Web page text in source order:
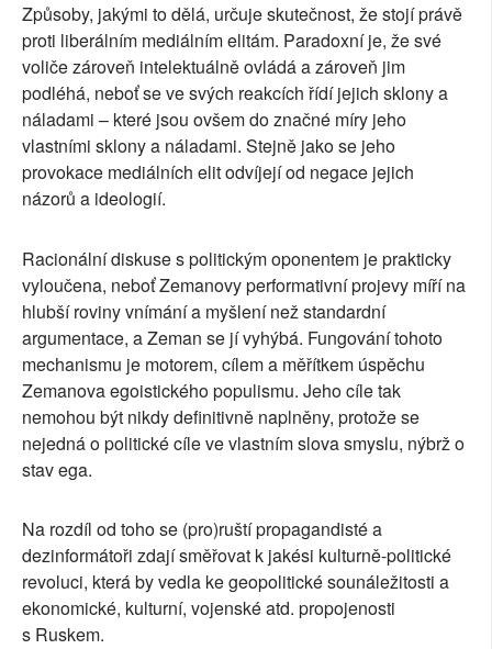
Způsoby, jakými to dělá, určuje skutečnost, že stojí právě
proti liberálním mediálním elitám. Paradoxní je, že své
voliče zároveň intelektuálně ovládá a zároveň jim
podléhá, neboť se ve svých reakcích řídí jejich sklony a
náladami – které jsou ovšem do značné míry jeho
vlastními sklony a náladami. Stejně jako se jeho
provokace mediálních elit odvíjejí od negace jejich
názorů a ideologií.
Racionální diskuse s politickým oponentem je prakticky
vyloučena, neboť Zemanovy performativní projevy míří na
hlubší roviny vnímání a myšlení než standardní
argumentace, a Zeman se jí vyhýbá. Fungování tohoto
mechanismu je motorem, cílem a měřítkem úspěchu
Zemanova egoistického populismu. Jeho cíle tak
nemohou být nikdy definitivně naplněny, protože se
nejedná o politické cíle ve vlastním slova smyslu, nýbrž o
stav ega.
Na rozdíl od toho se (pro)ruští propagandisté a
dezinformátoři zdají směřovat k jakési kulturně-politické
revoluci, která by vedla ke geopolitické sounáležitosti a
ekonomické, kulturní, vojenské atd. propojenosti
s Ruskem.